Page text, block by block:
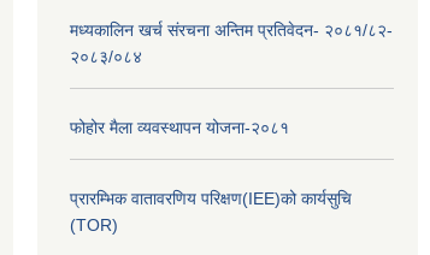
मध्यकालिन खर्च संरचना अन्तिम प्रतिवेदन- २०८१/८२-
२०८३/०८४
फोहोर मैला व्यवस्थापन योजना-२०८१
प्रारम्भिक वातावरणिय परिक्षण(IEE)को कार्यसुचि
(TOR)